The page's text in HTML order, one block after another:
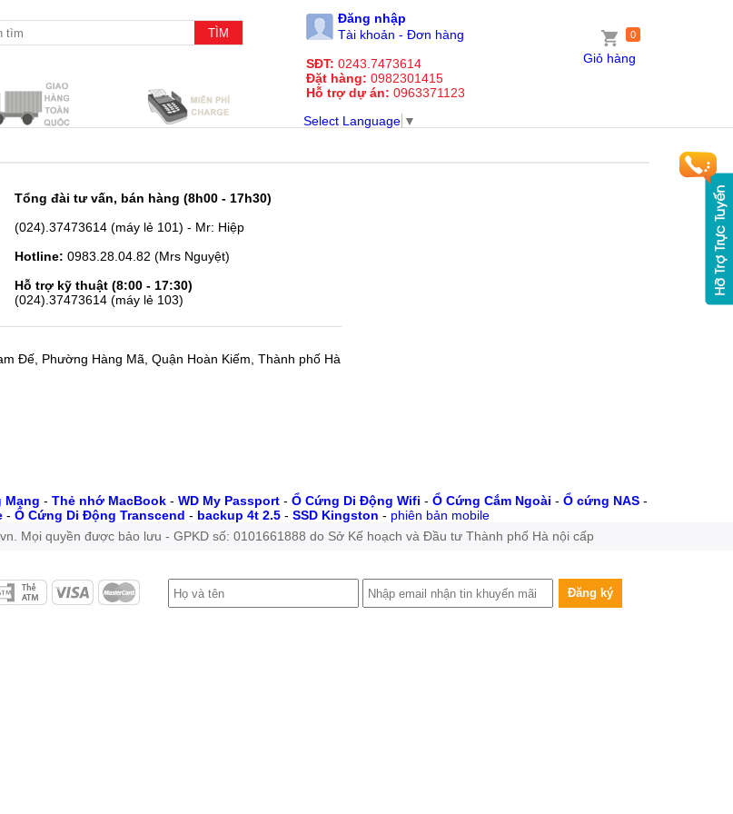
0
Giỏ hàng
Đăng nhập
Tài khoản - Đơn hàng
SĐT: 0243.7473614
Đặt hàng: 0982301415
Hỗ trợ dự án: 0963371123
Select Language ▼
Tổng đài tư vấn, bán hàng (8h00 - 17h30)
(024).37473614 (máy lẻ 101) - Mr: Hiệp
Hotline: 0983.28.04.82 (Mrs Nguyệt)
Hỗ trợ kỹ thuật (8:00 - 17:30)
(024).37473614 (máy lẻ 103)
Đế, Phường Hàng Mã, Quận Hoàn Kiếm, Thành phố Hà
Mạng -Thẻ nhớ MacBook -WD My Passport -Ổ Cứng Di Động Wifi -Ổ Cứng Cắm Ngoài -Ổ cứng NAS -
-Ổ Cứng Di Động Transcend - backup 4t 2.5 -SSD Kingston - phiên bản mobile
Mọi quyền được bảo lưu - GPKD số: 0101661888 do Sở Kế hoạch và Đầu tư Thành phố Hà nội cấp
Đăng ký